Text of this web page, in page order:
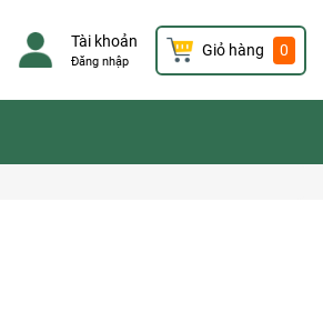
Tài khoản
Đăng nhập
Giỏ hàng 0